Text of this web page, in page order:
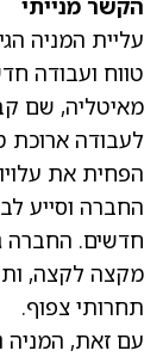
עליית המניה
טווח ועבודה
מאיטליה, שם
לעבודה ארוכת
הפחית את
החברה וסייע
חדשים. החברה
מקצה לקצה,
תחרותי צפוף.
עם זאת,